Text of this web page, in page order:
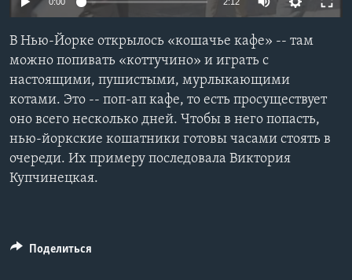
Языки
В Нью-Йорке открылось «кошачье кафе» -- там
можно попивать «коттучино» и играть с
настоящими, пушистыми, мурлыкающими
котами. Это -- поп-ап кафе, то есть просуществует
оно всего несколько дней. Чтобы в него попасть,
нью-йоркские кошатники готовы часами стоять в
очереди. Их примеру последовала Виктория
Купчинецкая.
Поделиться